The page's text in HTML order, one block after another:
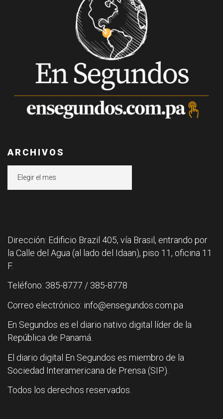
ARCHIVOS
Dirección: Edificio Brazil 405, vía Brasil, entrando por
la Calle del Agua (al lado del Idaan), piso 11, oficina 11
F.
Teléfono: 385-8777 / 385-8778
Correo electrónico: info@ensegundos.com.pa
En Segundos es el diario nativo digital líder de la
República de Panamá.
El diario digital En Segundos es miembro de la
Sociedad Interamericana de Prensa (SIP).
Todos los derechos reservados.